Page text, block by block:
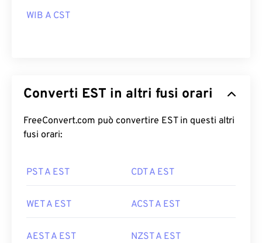
WIB A CST
Converti EST in altri fusi orari
FreeConvert.com può convertire EST in questi altri
fusi orari:
PST A EST CDT A EST
WET A EST ACST A EST
AEST A EST NZST A EST